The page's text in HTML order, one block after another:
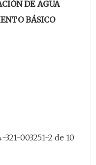
DE AGUA
BÁSICO
003251-2 de 10